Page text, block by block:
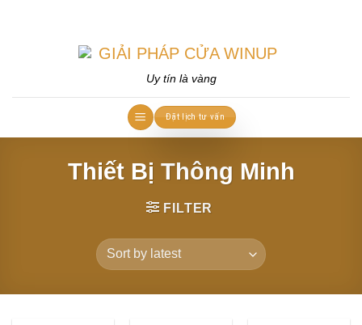
Uy tín là vàng
Đặt lịch tư vấn
Thiết Bị Thông Minh
FILTER